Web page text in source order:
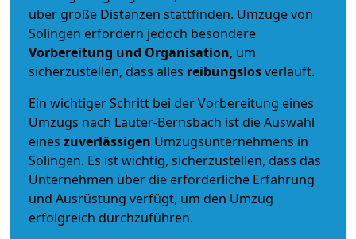
über große Distanzen stattfinden. Umzüge von
Solingen erfordern jedoch besondere
Vorbereitung und Organisation, um
sicherzustellen, dass alles reibungslosverläuft.
Ein wichtiger Schritt bei der Vorbereitung eines
Umzugs nach Lauter-Bernsbach ist die Auswahl
eines zuverlässigen Umzugsunternehmens in
Solingen. Es ist wichtig, sicherzustellen, dass das
Unternehmen über die erforderliche Erfahrung
und Ausrüstung verfügt, um den Umzug
erfolgreich durchzuführen.